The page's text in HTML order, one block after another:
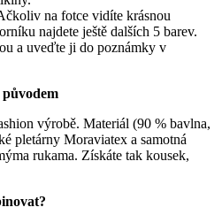
na fotce vidíte krásnou
najdete ještě dalších 5 barev.
a uveďte ji do poznámky v
výrobě. Materiál (90 % bavlna,
pletárny Moraviatex a samotná
rukama. Získáte tak kousek,